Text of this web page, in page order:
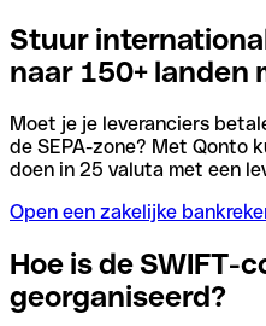
Stuur
naar 150+ landen
Moet je je leveranciers
de SEPA-zone? Met Qonto
doen in 25 valuta met een
Open een zakelijke
Hoe is de SWIFT-
georganiseerd?